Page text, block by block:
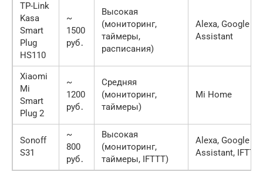
TP-Link
Kasa
Smart
Plug
HS110
~
1500
руб․
Высокая
(мониторинг,
таймеры,
расписания)
Alexa, Google
Assistant
Xiaomi
Mi
Smart
Plug 2
~
1200
руб․
Средняя
(мониторинг,
таймеры)
Mi Home
Sonoff
S31
~
800
руб․
Высокая
(мониторинг,
таймеры, IFTTT)
Alexa, Google
Assistant, IFTTT